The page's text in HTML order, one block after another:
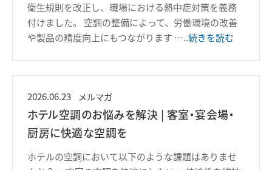
衛生規則を改正し、職場における熱中症対策を義務
付けました。 空調の整備によって、労働環境の改善
や製品の精度向上にもつながります …..続きを読む
2026.06.23 メルマガ
ホテル空調のお悩みを解決 | 客室・宴会場・
厨房に快適な空調を
ホテルの空調において以下のような課題はありませ